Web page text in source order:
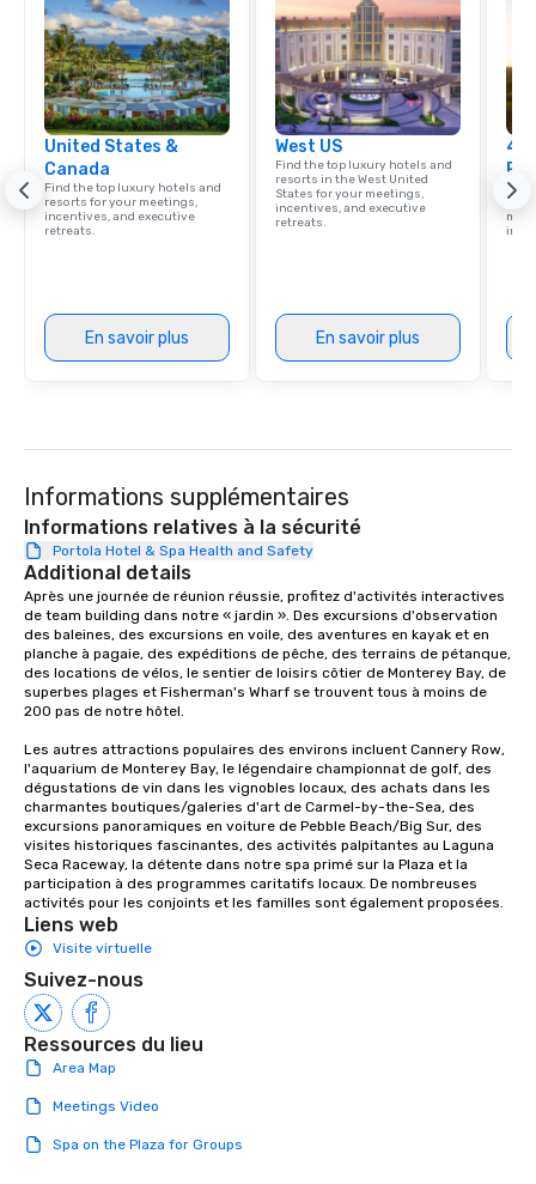
United States &
Canada
Find the top luxury hotels and
resorts for your meetings,
incentives, and executive
retreats.
En savoir plus
West US
Find the top luxury hotels and
resorts in the West United
States for your meetings,
incentives, and executive
retreats.
En savoir plus
4
Informations supplémentaires
Informations relatives à la sécurité
Portola Hotel & Spa Health and Safety
Additional details
Après une journée de réunion réussie, profitez d'activités interactives
de team building dans notre « jardin ». Des excursions d'observation
des baleines, des excursions en voile, des aventures en kayak et en
planche à pagaie, des expéditions de pêche, des terrains de pétanque,
des locations de vélos, le sentier de loisirs côtier de Monterey Bay, de
superbes plages et Fisherman's Wharf se trouvent tous à moins de
200 pas de notre hôtel.
Les autres attractions populaires des environs incluent Cannery Row,
l'aquarium de Monterey Bay, le légendaire championnat de golf, des
dégustations de vin dans les vignobles locaux, des achats dans les
charmantes boutiques/galeries d'art de Carmel-by-the-Sea, des
excursions panoramiques en voiture de Pebble Beach/Big Sur, des
visites historiques fascinantes, des activités palpitantes au Laguna
Seca Raceway, la détente dans notre spa primé sur la Plaza et la
participation à des programmes caritatifs locaux. De nombreuses
activités pour les conjoints et les familles sont également proposées.
Liens web
Visite virtuelle
Suivez-nous
Ressources du lieu
Area Map
Meetings Video
Spa on the Plaza for Groups